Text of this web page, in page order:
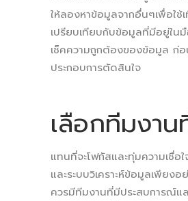
ให้ลองหาข้อมูลจากอื่นๆเพื่อใช้
เปรียบเทียบกับข้อมูลที่มีอยู่ในมื
เช็คความถูกต้องของข้อมูล ก่อ
ประกอบการตัดสินใจ
เลือกทีมงาน
แทนที่จะโฟกัสและทุ่มความเชื่อ
และระบบวิเคราะห์ข้อมูลเพียง
ควรมีทีมงานที่มีประสบการณ์แ